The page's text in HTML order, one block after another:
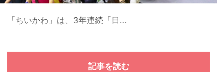
「ちいかわ」は、3年連続「日...
記事を読む